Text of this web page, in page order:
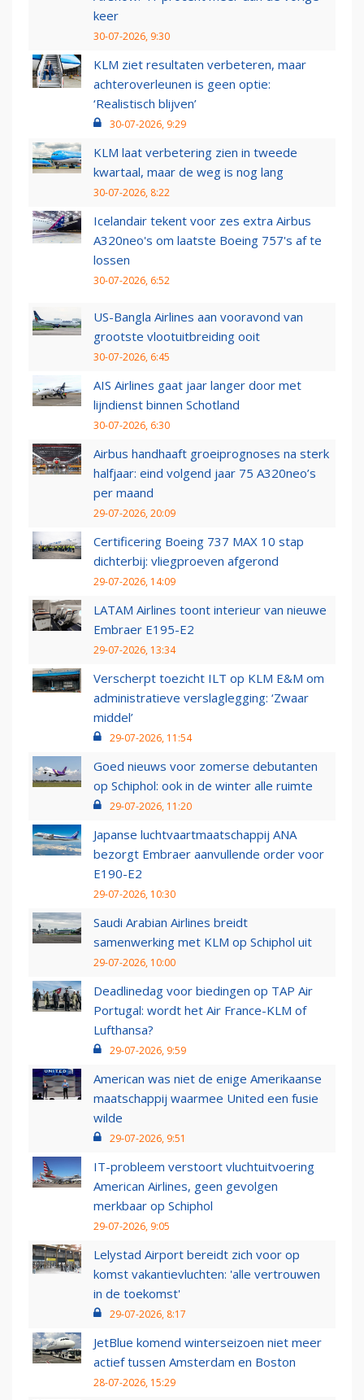
keer
30-07-2026, 9:30
KLM ziet resultaten verbeteren, maar
achteroverleunen is geen optie:
‘Realistisch blijven’
30-07-2026, 9:29
KLM laat verbetering zien in tweede
kwartaal, maar de weg is nog lang
30-07-2026, 8:22
Icelandair tekent voor zes extra Airbus
A320neo's om laatste Boeing 757's af te
lossen
30-07-2026, 6:52
US-Bangla Airlines aan vooravond van
grootste vlootuitbreiding ooit
30-07-2026, 6:45
AIS Airlines gaat jaar langer door met
lijndienst binnen Schotland
30-07-2026, 6:30
Airbus handhaaft groeiprognoses na sterk
halfjaar: eind volgend jaar 75 A320neo’s
per maand
29-07-2026, 20:09
Certificering Boeing 737 MAX 10 stap
dichterbij: vliegproeven afgerond
29-07-2026, 14:09
LATAM Airlines toont interieur van nieuwe
Embraer E195-E2
29-07-2026, 13:34
Verscherpt toezicht ILT op KLM E&M om
administratieve verslaglegging: ‘Zwaar
middel’
29-07-2026, 11:54
Goed nieuws voor zomerse debutanten
op Schiphol: ook in de winter alle ruimte
29-07-2026, 11:20
Japanse luchtvaartmaatschappij ANA
bezorgt Embraer aanvullende order voor
E190-E2
29-07-2026, 10:30
Saudi Arabian Airlines breidt
samenwerking met KLM op Schiphol uit
29-07-2026, 10:00
Deadlinedag voor biedingen op TAP Air
Portugal: wordt het Air France-KLM of
Lufthansa?
29-07-2026, 9:59
American was niet de enige Amerikaanse
maatschappij waarmee United een fusie
wilde
29-07-2026, 9:51
IT-probleem verstoort vluchtuitvoering
American Airlines, geen gevolgen
merkbaar op Schiphol
29-07-2026, 9:05
Lelystad Airport bereidt zich voor op
komst vakantievluchten: 'alle vertrouwen
in de toekomst'
29-07-2026, 8:17
JetBlue komend winterseizoen niet meer
actief tussen Amsterdam en Boston
28-07-2026, 15:29